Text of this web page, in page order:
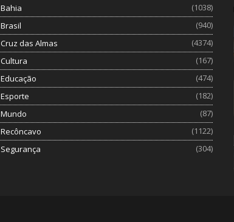
Bahia
(1038)
Brasil
(940)
Cruz das Almas
(4374)
Cultura
(167)
Educação
(474)
Esporte
(182)
Mundo
(87)
Recôncavo
(1122)
Segurança
(304)